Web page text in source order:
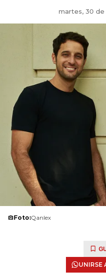
martes, 30
Foto:Qanlex
UNIRSE